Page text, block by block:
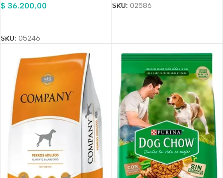
$ 36.200,00
SKU: 05246
SKU: 02586